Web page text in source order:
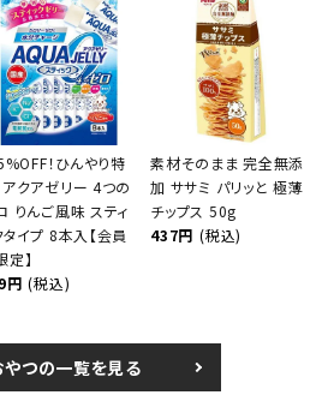
！ひんやり特
アクアゼリー 4つの
りんご風味 スティ
タイプ 8本入【会員
定】
円 (税込)
素材そのまま 完全無添
加 ササミ パリッと 極薄
チップス 50g
437円 (税込)
つの一覧を見る